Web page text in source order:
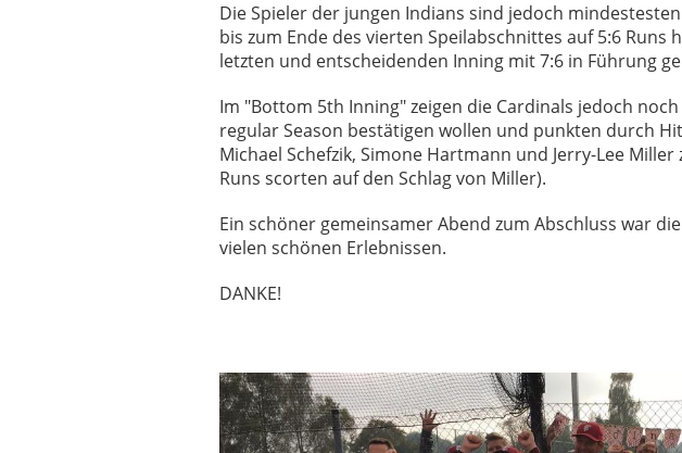
Die Spieler der jungen Indians sind jedoch
bis zum Ende des vierten Speilabschnittes auf 5:6 Runs
letzten und entscheidenden Inning mit 7:6 in Führung
Im "Bottom 5th Inning" zeigen die Cardinals jedoch
regular Season bestätigen wollen und punkten durch
Michael Schefzik, Simone Hartmann und Jerry-Lee
Runs scorten auf den Schlag von Miller).
Ein schöner gemeinsamer Abend zum Abschluss war
vielen schönen Erlebnissen.
DANKE!